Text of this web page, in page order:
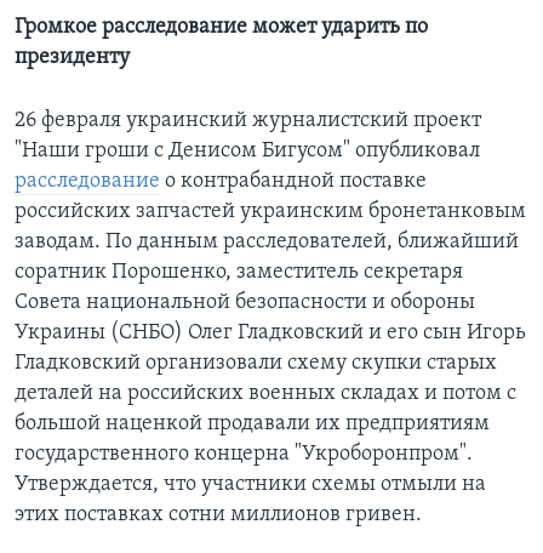
Громкое расследование может ударить по
президенту
26 февраля украинский журналистский проект
"Наши гроши с Денисом Бигусом" опубликовал
расследование о контрабандной поставке
российских запчастей украинским бронетанковым
заводам. По данным расследователей, ближайший
соратник Порошенко, заместитель секретаря
Совета национальной безопасности и обороны
Украины (СНБО) Олег Гладковский и его сын Игорь
Гладковский организовали схему скупки старых
деталей на российских военных складах и потом с
большой наценкой продавали их предприятиям
государственного концерна "Укроборонпром".
Утверждается, что участники схемы отмыли на
этих поставках сотни миллионов гривен.